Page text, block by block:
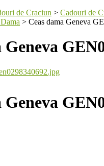
de Craciun > Cadouri de
> Ceas dama Geneva
Geneva
Geneva